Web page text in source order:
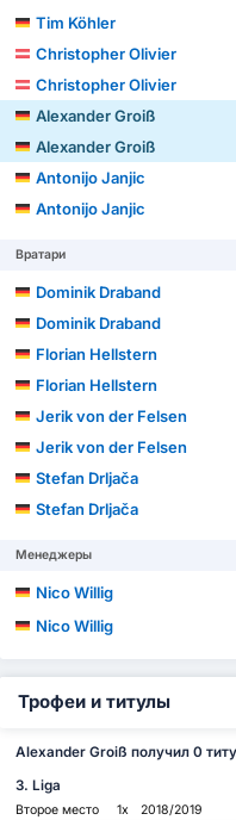
Tim Köhler
Christopher Olivier
Christopher Olivier
Alexander Groiß
Alexander Groiß
Antonijo Janjic
Antonijo Janjic
Вратари
Dominik Draband
Dominik Draband
Florian Hellstern
Florian Hellstern
Jerik von der Felsen
Jerik von der Felsen
Stefan Drljača
Stefan Drljača
Менеджеры
Nico Willig
Nico Willig
Трофеи и титулы
Alexander Groiß получил 0
3. Liga
Второе место 1x 2018/2019